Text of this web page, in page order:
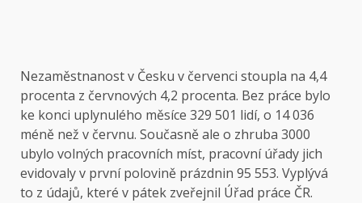
Nezaměstnanost v Česku v červenci stoupla na 4,4
procenta z červnových 4,2 procenta. Bez práce bylo
ke konci uplynulého měsíce 329 501 lidí, o 14 036
méně než v červnu. Současně ale o zhruba 3000
ubylo volných pracovních míst, pracovní úřady jich
evidovaly v první polovině prázdnin 95 553. Vyplývá
to z údajů, které v pátek zveřejnil Úřad práce ČR.